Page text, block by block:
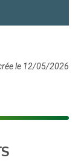
le 12/05/2026